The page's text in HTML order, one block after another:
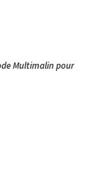
Multimalin pour